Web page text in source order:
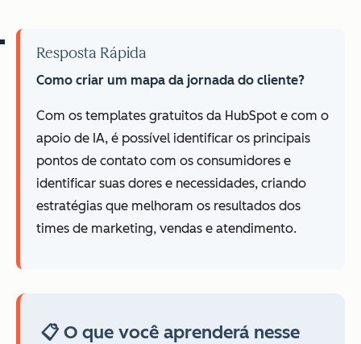
Resposta Rápida
Como criar um mapa da jornada do cliente?
Com os templates gratuitos da HubSpot e com o
apoio de IA, é possível identificar os principais
pontos de contato com os consumidores e
identificar suas dores e necessidades, criando
estratégias que melhoram os resultados dos
times de marketing, vendas e atendimento.
📋 O que você aprenderá nesse